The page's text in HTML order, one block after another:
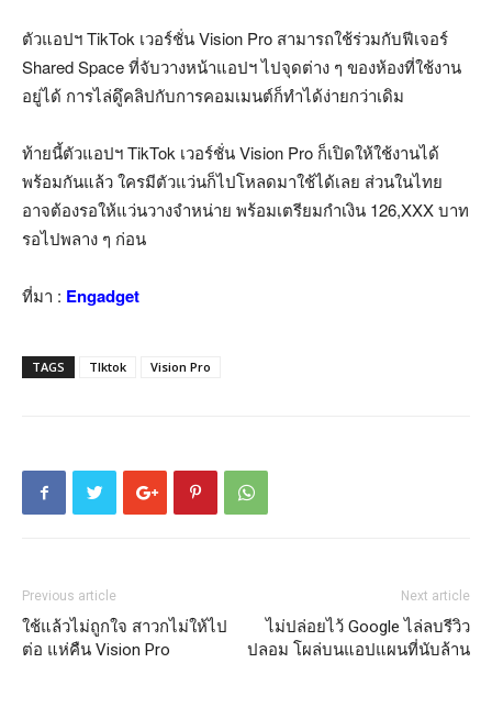
ตัวแอปฯ TikTok เวอร์ชั่น Vision Pro สามารถใช้ร่วมกับฟีเจอร์
Shared Space ที่จับวางหน้าแอปฯ ไปจุดต่าง ๆ ของห้องที่ใช้งาน
อยู่ได้ การไล่ดูึคลิปกับการคอมเมนต์ก็ทำได้ง่ายกว่าเดิม
ท้ายนี้ตัวแอปฯ TikTok เวอร์ชั่น Vision Pro ก็เปิดให้ใช้งานได้
พร้อมกันแล้ว ใครมีตัวแว่นก็ไปโหลดมาใช้ได้เลย ส่วนในไทย
อาจต้องรอให้แว่นวางจำหน่าย พร้อมเตรียมกำเงิน 126,XXX บาท
รอไปพลาง ๆ ก่อน
ที่มา : Engadget
TAGS TIktok Vision Pro
Previous article
ใช้แล้วไม่ถูกใจ สาวกไม่ให้ไป
ต่อ แห่คืน Vision Pro
Next article
ไม่ปล่อยไว้ Google ไล่ลบรีวิว
ปลอม โผล่บนแอปแผนที่นับล้าน